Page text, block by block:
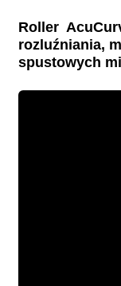
Roller
rozluźniania,
spustowych